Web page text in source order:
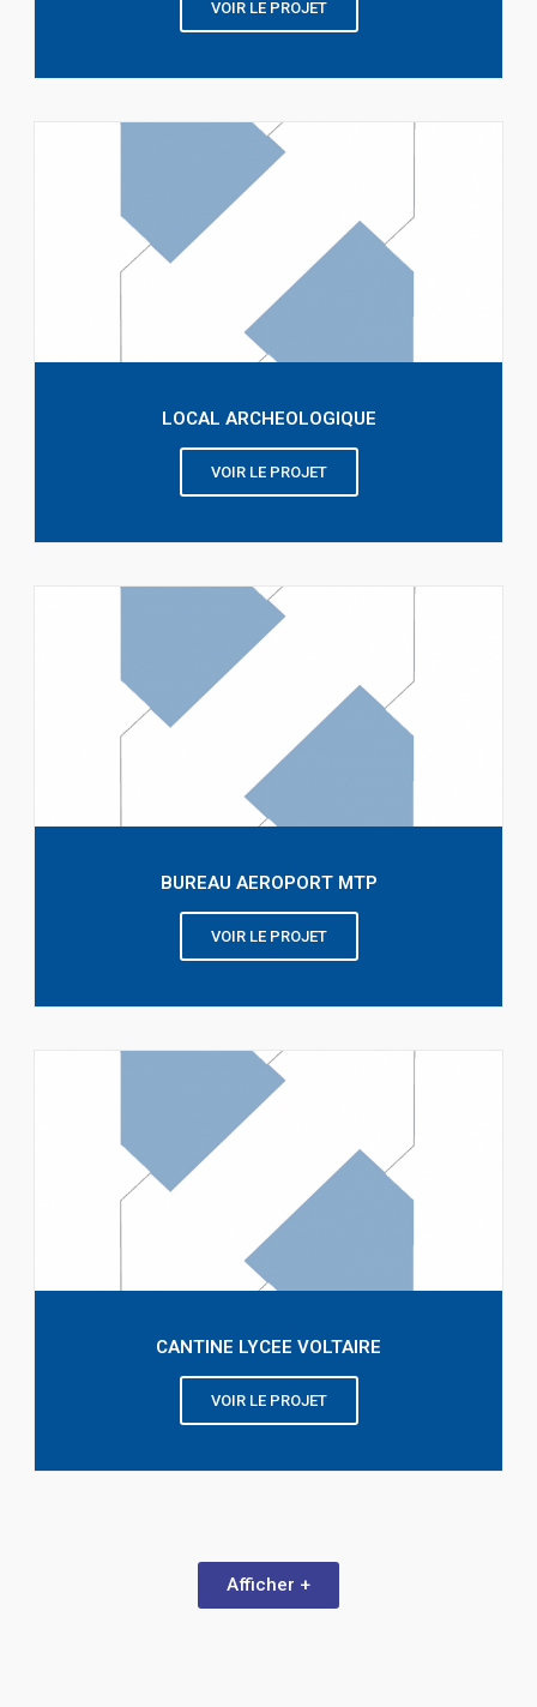
VOIR LE PROJET
LOCAL ARCHEOLOGIQUE
VOIR LE PROJET
BUREAU AEROPORT MTP
VOIR LE PROJET
CANTINE LYCEE VOLTAIRE
VOIR LE PROJET
Afficher +